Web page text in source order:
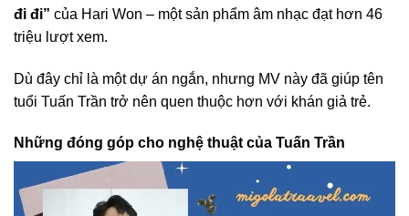
đi đi” của Hari Won – một sản phẩm âm nhạc đạt hơn 46
triệu lượt xem.
Dù đây chỉ là một dự án ngắn, nhưng MV này đã giúp tên
tuổi Tuấn Trần trở nên quen thuộc hơn với khán giả trẻ.
Những đóng góp cho nghệ thuật của Tuấn Trần